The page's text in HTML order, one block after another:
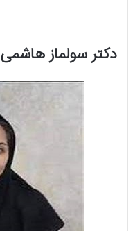
دکتر سولماز هاشمی